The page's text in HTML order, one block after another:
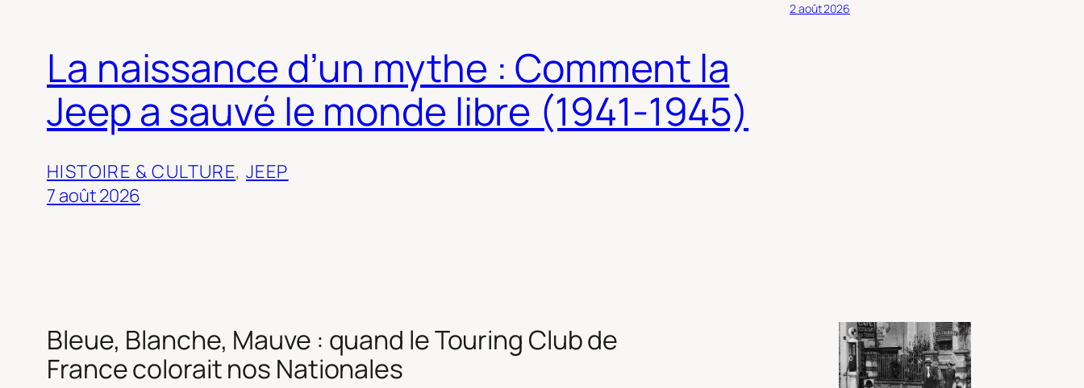
La naissance d’un mythe : Comment la
Jeep a sauvé le monde libre (1941-1945)
HISTOIRE & CULTURE, JEEP
7 août 2026
2 août 2026
Bleue, Blanche, Mauve : quand le Touring Club de
France colorait nos Nationales